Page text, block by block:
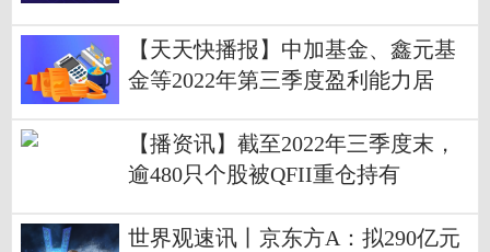
【天天快播报】中加基金、鑫元基
金等2022年第三季度盈利能力居
35亿份
【播资讯】截至2022年三季度末，
逾480只个股被QFII重仓持有
世界观速讯丨京东方A：拟290亿元